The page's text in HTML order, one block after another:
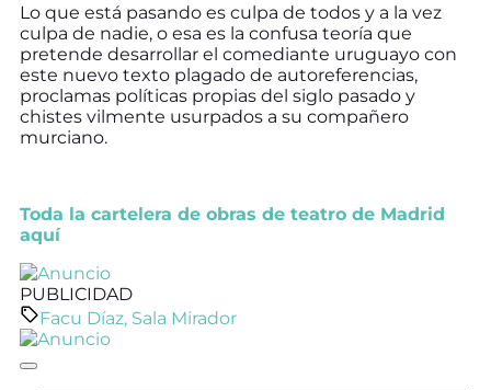
Lo que está pasando es culpa de todos y a la vez
culpa de nadie, o esa es la confusa teoría que
pretende desarrollar el comediante uruguayo con
este nuevo texto plagado de autoreferencias,
proclamas políticas propias del siglo pasado y
chistes vilmente usurpados a su compañero
murciano.
Toda la cartelera de obras de teatro de Madrid
aquí
PUBLICIDAD
Facu Díaz, Sala Mirador